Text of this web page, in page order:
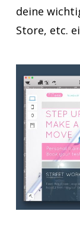
deine
Store, etc.